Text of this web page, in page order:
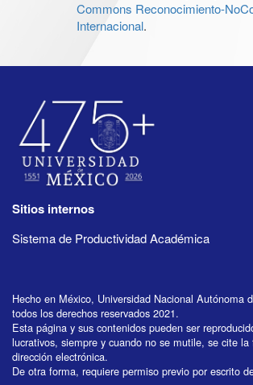
Commons Reconocimiento-
Internacional.
Sitios internos
Sistema de Productividad Académica
Hecho en México, Universidad Nacional Autónoma
todos los derechos reservados 2021.
Esta página y sus contenidos pueden ser
lucrativos, siempre y cuando no se mutile, se cite
dirección electrónica.
De otra forma, requiere permiso previo por escrito